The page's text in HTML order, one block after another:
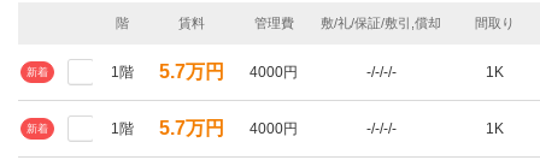
階 賃料 管理費 敷/礼/保証/敷引,償却 間取り
新着 1階 5.7万円 4000円 -/-/-/- 1K
新着 1階 5.7万円 4000円 -/-/-/- 1K